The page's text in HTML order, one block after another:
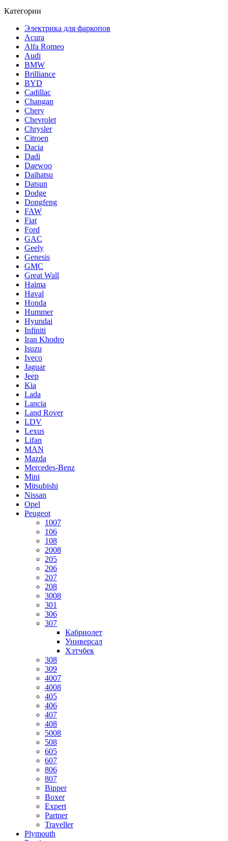
Категории
Электрика для фаркопов
Acura
Alfa Romeo
Audi
BMW
Brilliance
BYD
Cadillac
Changan
Chery
Chevrolet
Chrysler
Citroen
Dacia
Dadi
Daewoo
Daihatsu
Datsun
Dodge
Dongfeng
FAW
Fiat
Ford
GAC
Geely
Genesis
GMC
Great Wall
Haima
Haval
Honda
Hummer
Hyundai
Infiniti
Iran Khodro
Isuzu
Iveco
Jaguar
Jeep
Kia
Lada
Lancia
Land Rover
LDV
Lexus
Lifan
MAN
Mazda
Mercedes-Benz
Mini
Mitsubishi
Nissan
Opel
Peugeot
1007
106
108
2008
205
206
207
208
3008
301
306
307
Кабриолет
Универсал
Хэтчбек
308
309
4007
4008
405
406
407
408
5008
508
605
607
806
807
Bipper
Boxer
Expert
Partner
Traveller
Plymouth